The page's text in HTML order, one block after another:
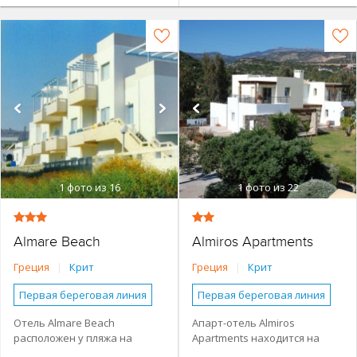
1фото из 16
Almare Beach
Греция
Крит
Первая береговая линия
Небольшой отель
Семейные номера
Отель Almare Beach
расположен у пляжа на
1фото из 22
Almiros Apartments
Греция
Крит
Первая береговая линия
Небольшой отель
Апартаменты
Апарт-отель Almiros
Apartments находится на